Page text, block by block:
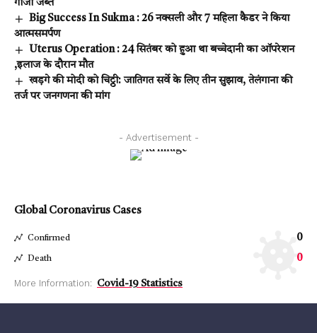
गांजा जब्त
Big Success In Sukma : 26 नक्सली और 7 महिला कैडर ने किया
आत्मसमर्पण
Uterus Operation : 24 सितंबर को हुआ था बच्चेदानी का ऑपरेशन
,इलाज के दौरान मौत
खड़गे की मोदी को चिट्ठी: जातिगत सर्वे के लिए तीन सुझाव, तेलंगाना की
तर्ज पर जनगणना की मांग
- Advertisement -
Global Coronavirus Cases
Confirmed 0
Death 0
More Information: Covid-19 Statistics